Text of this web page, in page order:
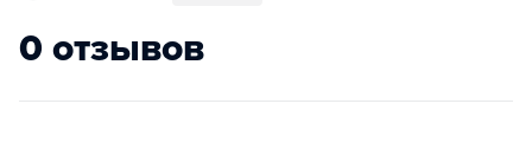
0 отзывов